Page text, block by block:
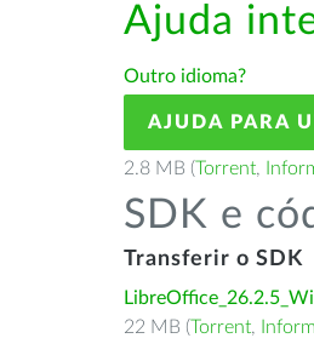
Ajuda
Outro idioma?
AJUDA PARA
2.8 MB (Torrent,
SDK e
Transferir o SDK
22 MB (Torrent,